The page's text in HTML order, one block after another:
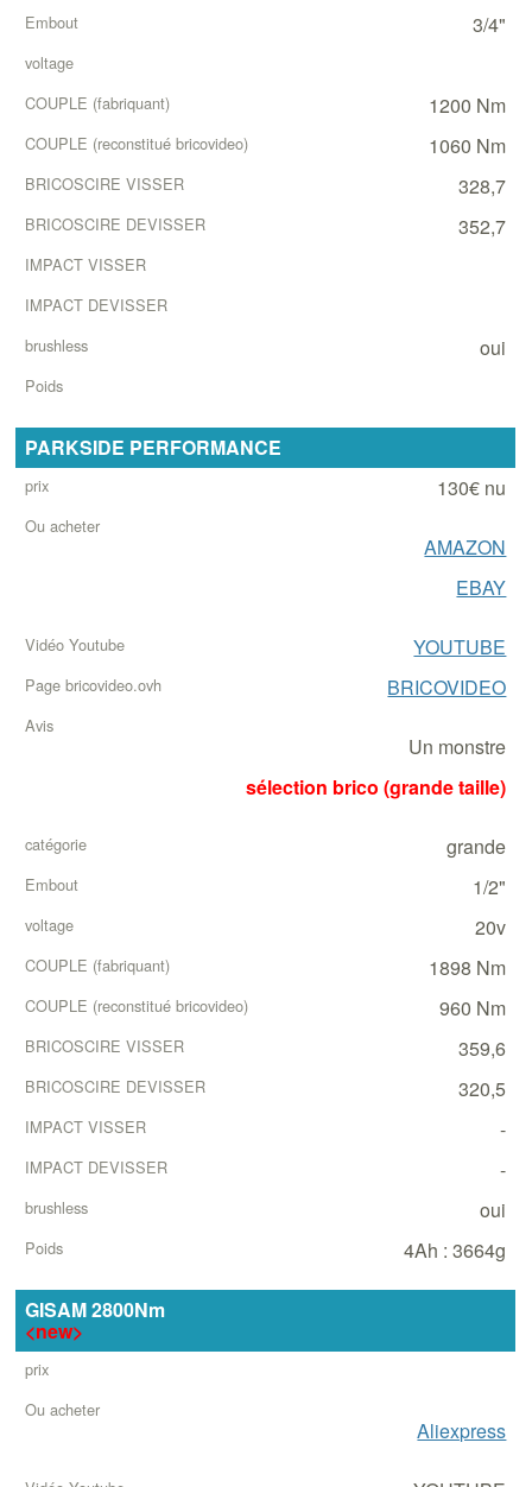
3/4"
1200 Nm
1060 Nm
328,7
352,7
oui
PARKSIDE PERFORMANCE
130€ nu
AMAZON
EBAY
YOUTUBE
BRICOVIDEO
Un monstre
sélection brico (grande taille)
grande
1/2"
20v
1898 Nm
960 Nm
359,6
320,5
-
-
oui
4Ah : 3664g
GISAM 2800Nm
<new>
Aliexpress